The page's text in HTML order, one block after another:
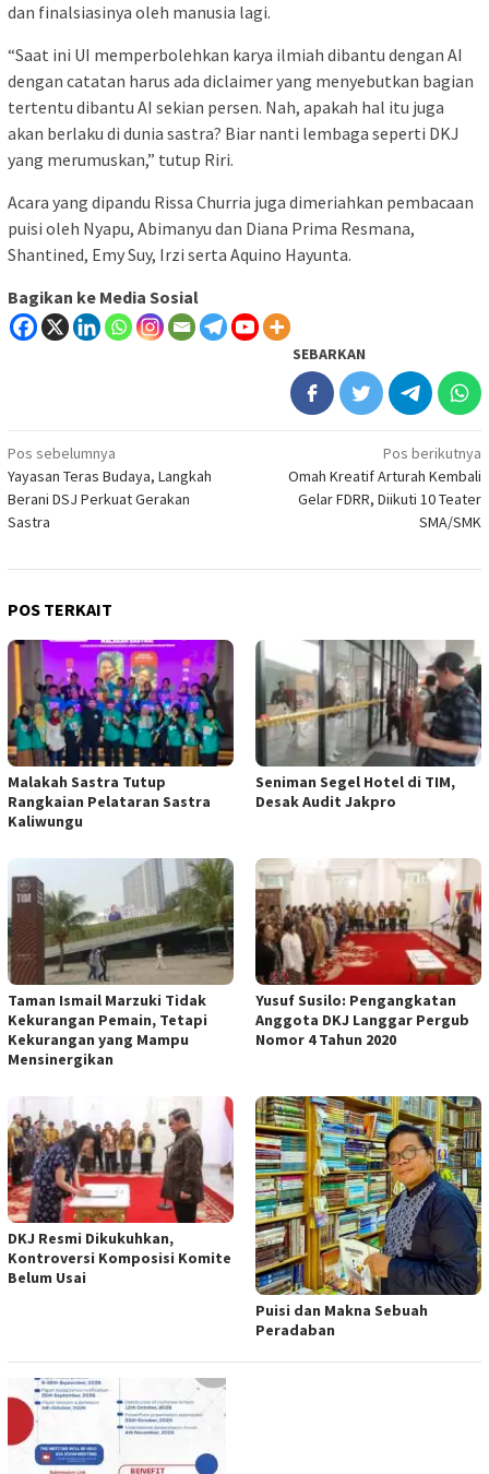
dan finalsiasinya oleh manusia lagi.
“Saat ini UI memperbolehkan karya ilmiah dibantu dengan AI
dengan catatan harus ada diclaimer yang menyebutkan bagian
tertentu dibantu AI sekian persen. Nah, apakah hal itu juga
akan berlaku di dunia sastra? Biar nanti lembaga seperti DKJ
yang merumuskan,” tutup Riri.
Acara yang dipandu Rissa Churria juga dimeriahkan pembacaan
puisi oleh Nyapu, Abimanyu dan Diana Prima Resmana,
Shantined, Emy Suy, Irzi serta Aquino Hayunta.
Bagikan ke Media Sosial
SEBARKAN
Navigasi
pos
Pos sebelumnya
Yayasan Teras Budaya, Langkah
Berani DSJ Perkuat Gerakan
Sastra
Pos berikutnya
Omah Kreatif Arturah Kembali
Gelar FDRR, Diikuti 10 Teater
SMA/SMK
POS TERKAIT
Malakah Sastra Tutup
Rangkaian Pelataran Sastra
Kaliwungu
Seniman Segel Hotel di TIM,
Desak Audit Jakpro
Taman Ismail Marzuki Tidak
Kekurangan Pemain, Tetapi
Kekurangan yang Mampu
Mensinergikan
Yusuf Susilo: Pengangkatan
Anggota DKJ Langgar Pergub
Nomor 4 Tahun 2020
DKJ Resmi Dikukuhkan,
Kontroversi Komposisi Komite
Belum Usai
Puisi dan Makna Sebuah
Peradaban